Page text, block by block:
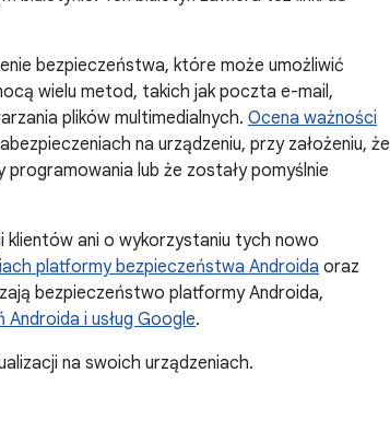
bezpieczeństwa, które może umożliwić
wielu metod, takich jak poczta e-mail,
plików multimedialnych. Ocena ważności
na urządzeniu, przy założeniu, że
lub że zostały pomyślnie
klientów ani o wykorzystaniu tych nowo
platformy bezpieczeństwa Androida oraz
bezpieczeństwo platformy Androida,
i usług Google.
na swoich urządzeniach.